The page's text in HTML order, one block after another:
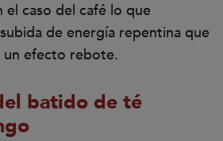
caso del café lo que
de energía repentina que
efecto rebote.
batido de té